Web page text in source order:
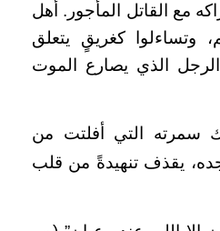
مع القاتل المأجور. أهل
وتساءلوا كغريقٍ يتعلق
الذي يصارع الموت
سمرته التي أفلتت من
يقذف تنهيدةً من قلب